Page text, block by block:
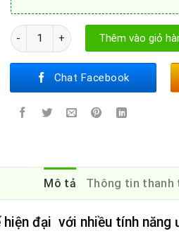
Máy hút mùi Canzy CZ KT70 số lượng
Thêm vào giỏ
Chat Facebook
Mô tả Thông tin thanh
đại với nhiều tính năng